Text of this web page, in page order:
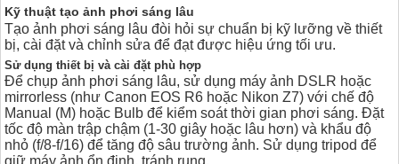
Kỹ thuật tạo ảnh phơi sáng lâu
Tạo ảnh phơi sáng lâu đòi hỏi sự chuẩn bị kỹ lưỡng về thiết
bị, cài đặt và chỉnh sửa để đạt được hiệu ứng tối ưu.
Sử dụng thiết bị và cài đặt phù hợp
Để chụp ảnh phơi sáng lâu, sử dụng máy ảnh DSLR hoặc
mirrorless (như Canon EOS R6 hoặc Nikon Z7) với chế độ
Manual (M) hoặc Bulb để kiểm soát thời gian phơi sáng. Đặt
tốc độ màn trập chậm (1-30 giây hoặc lâu hơn) và khẩu độ
nhỏ (f/8-f/16) để tăng độ sâu trường ảnh. Sử dụng tripod để